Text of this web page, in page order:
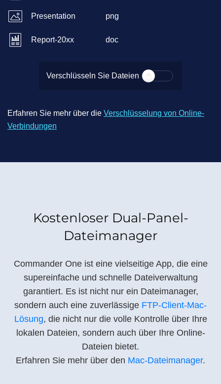
Presentation png
Report-20xx doc
Verschlüsseln Sie Dateien
Erfahren Sie mehr über die Verschlüsselung von Online-
Verbindungen
Kostenloser Dual-Panel-
Dateimanager
Commander One ist eine vielseitige App, die eine
supereinfache und schnelle Dateiverwaltung
garantiert. Es ist nicht nur ein Dateimanager,
sondern auch eine zuverlässige FTP-Client-Mac-
Lösung, die nicht nur die volle Kontrolle über Ihre
lokalen Dateien, sondern auch über Ihre Online-
Dateien bietet.
Erfahren Sie mehr über den Mac-Dateimanager.